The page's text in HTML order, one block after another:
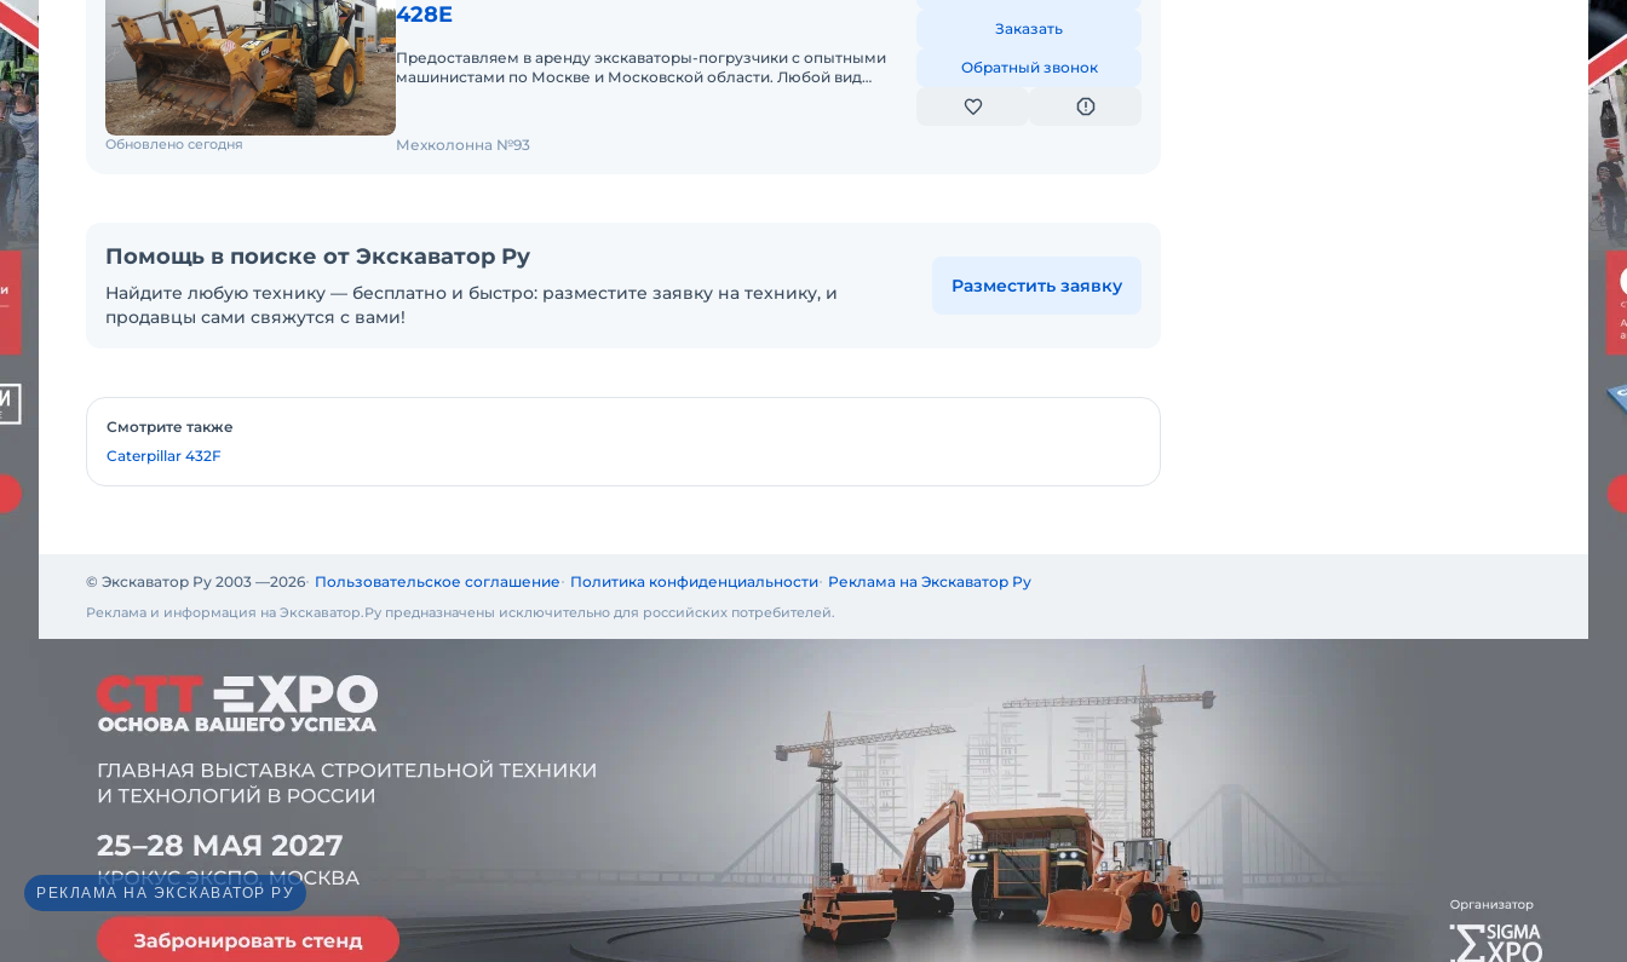
428E
Предоставляем в аренду экскаваторы-погрузчики с опытными
машинистами по Москве и Московской области. Любой вид
Заказать
Обратный звонок
Обновлено сегодня Мехколонна №93
Помощь в поиске от Экскаватор Ру
Найдите любую технику — бесплатно и быстро: разместите заявку на технику, и
продавцы сами свяжутся с вами!
Разместить заявку
Смотрите также
Caterpillar 432F
© Экскаватор Ру 2003 —2026 Пользовательское соглашение Политика конфиденциальности Реклама на Экскаватор Ру
Реклама и информация на Экскаватор.Ру предназначены исключительно для российских потребителей.